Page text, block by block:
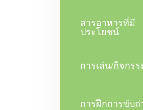
สารอาหารที่มี
ประโยชน์
การเล่น/กิจกร
การฝึกการขับถ่